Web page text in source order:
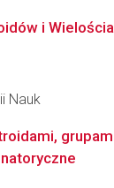
i
Nauk